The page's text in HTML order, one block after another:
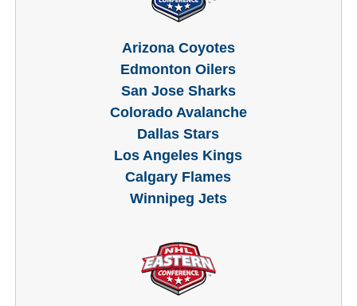
Arizona Coyotes
Edmonton Oilers
San Jose Sharks
Colorado Avalanche
Dallas Stars
Los Angeles Kings
Calgary Flames
Winnipeg Jets